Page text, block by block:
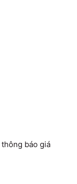
báo giá